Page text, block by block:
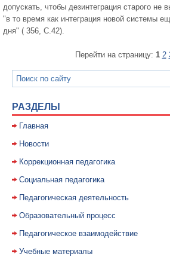
допускать, чтобы дезинтеграция старого не
"в то время как интеграция новой системы
дня" ( 356, С.42).
Перейти на страницу: 1 2
РАЗДЕЛЫ
Главная
Новости
Коррекционная педагогика
Социальная педагогика
Педагогическая деятельность
Образовательный процесс
Педагогическое взаимодействие
Учебные материалы